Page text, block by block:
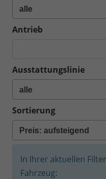
Antrieb
Ausstattungslinie
Sortierung
In Ihrer aktuellen
Fahrzeug: